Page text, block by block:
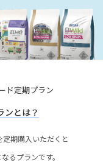
ド定期プラン
ンとは？
期購入いただくと
なるプランです。